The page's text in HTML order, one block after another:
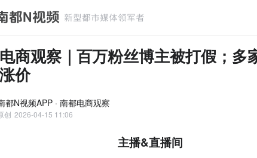
商观察｜百万粉丝博主被打假；多
价
都N视频APP · 南都电商观察
创 2026-04-15 11:06
主播&直播间